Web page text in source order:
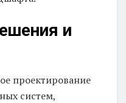
и
проектирование
систем,